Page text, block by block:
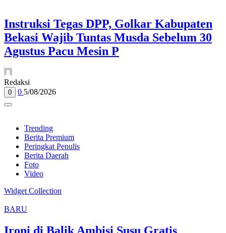
Instruksi Tegas DPP, Golkar Kabupaten
Bekasi Wajib Tuntas Musda Sebelum 30
Agustus Pacu Mesin P
Redaksi
0 0 5/08/2026
Trending
Berita Premium
Peringkat Penulis
Berita Daerah
Foto
Video
Widget Collection
BARU